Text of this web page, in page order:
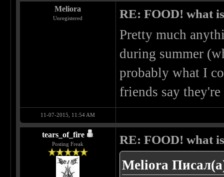
Meliora
Unregistered RE: FOOD! what
Pretty much
during summer
probably what I
friends say
11-07-2015, 11:54 AM
tears_of_fire
Posting Freak RE: FOOD! what
Meliora